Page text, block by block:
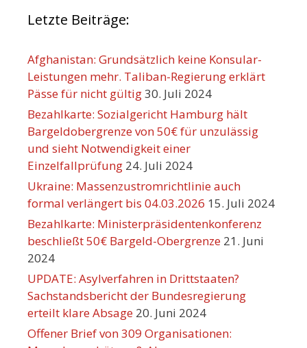
Letzte Beiträge:
Afghanistan: Grundsätzlich keine Konsular-
Leistungen mehr. Taliban-Regierung erklärt
Pässe für nicht gültig30. Juli 2024
Bezahlkarte: Sozialgericht Hamburg hält
Bargeldobergrenze von 50€ für unzulässig
und sieht Notwendigkeit einer
Einzelfallprüfung 24. Juli 2024
Ukraine: Massenzustromrichtlinie auch
formal verlängert bis 04.03.2026 15. Juli 2024
Bezahlkarte: Ministerpräsidentenkonferenz
beschließt 50€ Bargeld-Obergrenze 21. Juni
2024
UPDATE: Asylverfahren in Drittstaaten?
Sachstandsbericht der Bundesregierung
erteilt klare Absage 20. Juni 2024
Offener Brief von 309 Organisationen: